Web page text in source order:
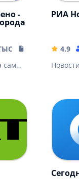
-
17.36 MB
самые
РИА
4.9
лидера
рынка.